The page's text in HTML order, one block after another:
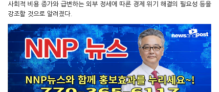
사회적 비용 증가와 급변하는 외부 정세에 따른 경제 위기 해결의 필요성 등을
강조할 것으로 알려졌다.